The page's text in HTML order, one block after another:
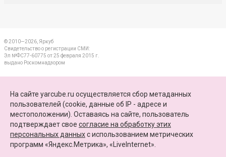
© 2010—2026, Яркуб
Свидетельство о регистрации СМИ:
Эл №ФС77-60775 от 25 февраля 2015 г.
выдано Роскомнадзором
ПАРТНЕРЫ
КАРТА САЙТА
+7 (4852) 64-15-52
На сайте yarcube.ru осуществляется сбор метаданных
пользователей (cookie, данные об IP - адресе и
местоположении). Оставаясь на сайте, пользователь
подтверждает свое согласие на обработку этих
персональных данныхc использованием метрических
программ «Яндекс.Метрика», «LiveInternet».